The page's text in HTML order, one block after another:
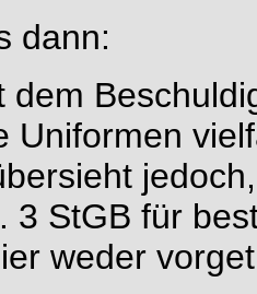
dann:
dem
Uniformen
3 StGB für
weder